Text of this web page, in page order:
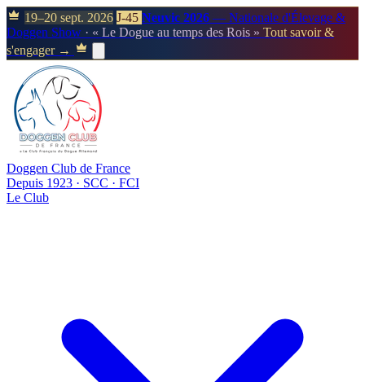
19–20 sept. 2026 J-45 Neuvic 2026 — Nationale d'Élevage &
Doggen Show · « Le Dogue au temps des Rois » Tout savoir &
s'engager →
Doggen Club de France
Depuis 1923 · SCC · FCI
Le Club